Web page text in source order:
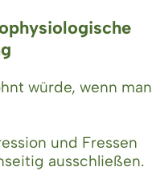
würde, wenn man
und Fressen
ausschließen.